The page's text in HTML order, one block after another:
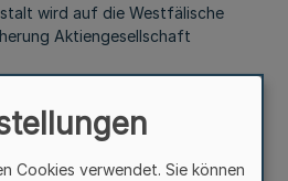
wird auf die Westfälische
Aktiengesellschaft
hält die Aktien der
Cookies verwendet. Sie können